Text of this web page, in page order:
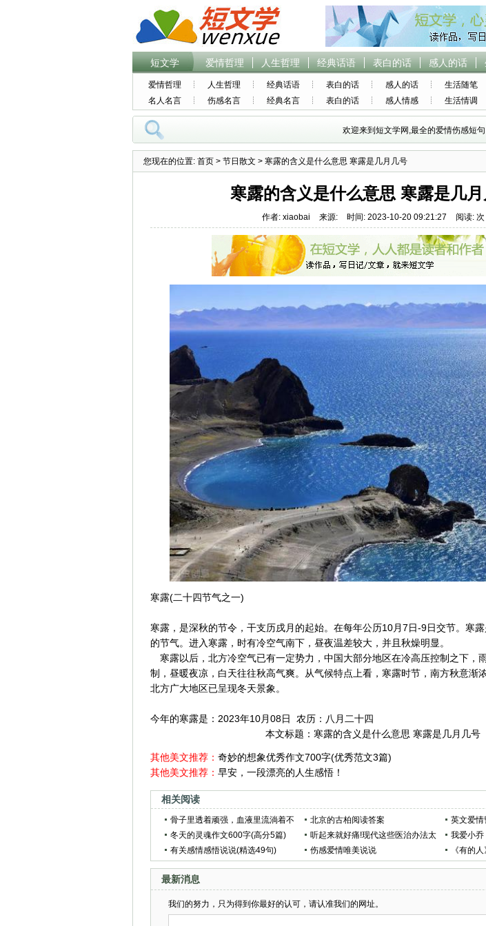
短文学 爱情哲理 人生哲理 经典话语 表白的话 感人的话
爱情哲理 人生哲理 经典话语 表白的话 感人的话 生活随笔
名人名言
伤感名言 经典名言 表白的话 感人情感 生活情调
欢迎来到短文学网,最全的爱情伤感短
您现在的位置: 首页 > 节日散文 > 寒露的含义是什么意思 寒露是几月几号
寒露的含义是什么意思 寒露是几
作者: xiaobai 来源: 时间: 2023-10-20 09:21:27 阅读: 次
寒露(二十四节气之一)
寒露，是深秋的节令，干支历戌月的起始。在每年公历10月7日-9日交节。寒
的节气。进入寒露，时有冷空气南下，昼夜温差较大，并且秋燥明显。
寒露以后，北方冷空气已有一定势力，中国大部分地区在冷高压控制之下，
制，昼暖夜凉，白天往往秋高气爽。从气候特点上看，寒露时节，南方秋意渐
北方广大地区已呈现冬天景象。
今年的寒露是：2023年10月08日 农历：八月二十四
本文标题： 寒露的含义是什么意思 寒露是几月几号
其他美文推荐： 奇妙的想象优秀作文700字(优秀范文3篇)
其他美文推荐： 早安，一段漂亮的人生感悟！
相关阅读
骨子里透着顽强，血液里流淌着不
屈，这三个星座，势必成为人上人
北京的古柏阅读答案
英文爱情
冬天的灵魂作文600字(高分5篇)
听起来就好痛!现代这些医治办法太
拼了!
我爱小乔
有关感情感悟说说(精选49句)
伤感爱情唯美说说 《有的
最新消息
我们的努力，只为得到你最好的认可，请认准我们的网址。